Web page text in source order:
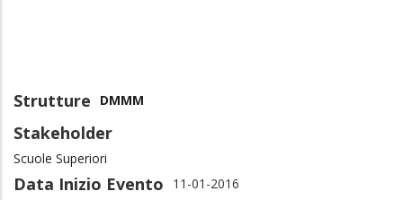
Strutture DMMM
Stakeholder
Scuole Superiori
Data Inizio Evento 11-01-2016